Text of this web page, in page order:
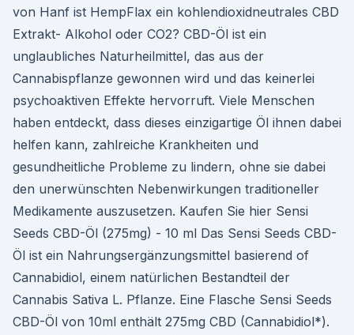
von Hanf ist HempFlax ein kohlendioxidneutrales CBD
Extrakt- Alkohol oder CO2? CBD-Öl ist ein
unglaubliches Naturheilmittel, das aus der
Cannabispflanze gewonnen wird und das keinerlei
psychoaktiven Effekte hervorruft. Viele Menschen
haben entdeckt, dass dieses einzigartige Öl ihnen dabei
helfen kann, zahlreiche Krankheiten und
gesundheitliche Probleme zu lindern, ohne sie dabei
den unerwünschten Nebenwirkungen traditioneller
Medikamente auszusetzen. Kaufen Sie hier Sensi
Seeds CBD-Öl (275mg) - 10 ml Das Sensi Seeds CBD-
Öl ist ein Nahrungsergänzungsmittel basierend of
Cannabidiol, einem natürlichen Bestandteil der
Cannabis Sativa L. Pflanze. Eine Flasche Sensi Seeds
CBD-Öl von 10ml enthält 275mg CBD (Cannabidiol*).